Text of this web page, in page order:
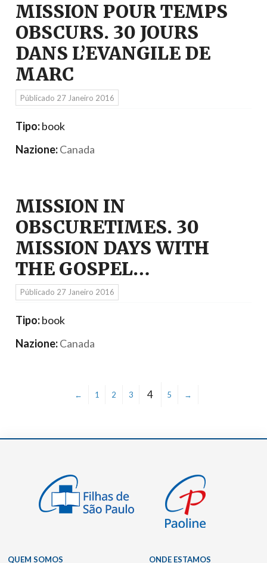
MISSION POUR TEMPS
OBSCURS. 30 JOURS
DANS L’EVANGILE DE
MARC
Públicado 27 Janeiro 2016
Tipo:book
Nazione:Canada
MISSION IN
OBSCURETIMES. 30
MISSION DAYS WITH
THE GOSPEL…
Públicado 27 Janeiro 2016
Tipo:book
Nazione:Canada
← 1 2 3 4 5 →
QUEM SOMOS ONDE ESTAMOS